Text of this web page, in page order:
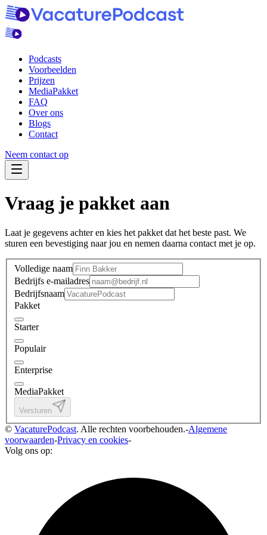
Podcasts
Voorbeelden
Prijzen
MediaPakket
FAQ
Over ons
Blogs
Contact
Neem contact op
Navigatie Menu
Vraag je pakket aan
Laat je gegevens achter en kies het pakket dat het beste past. We
sturen een bevestiging naar jou en nemen daarna contact met je op.
Volledige naam
Bedrijfs e-mailadres
Bedrijfsnaam
Pakket
Starter
Populair
Enterprise
MediaPakket
Versturen
© VacaturePodcast. Alle rechten voorbehouden.-Algemene
voorwaarden-Privacy en cookies-
Volg ons op: